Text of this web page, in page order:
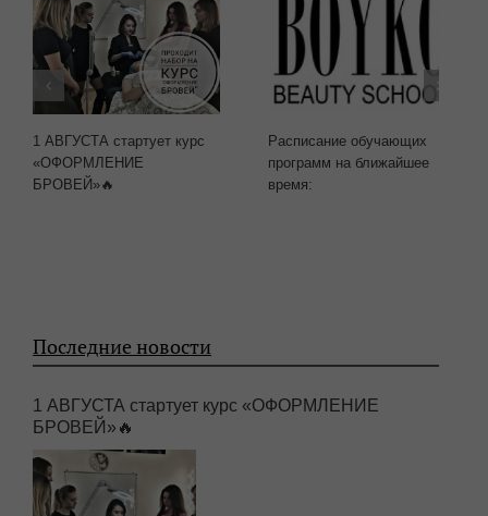
1 АВГУСТА стартует курс
«ОФОРМЛЕНИЕ
БРОВЕЙ»🔥
Расписание обучающих
программ на ближайшее
время:
Последние новости
1 АВГУСТА стартует курс «ОФОРМЛЕНИЕ
БРОВЕЙ»🔥